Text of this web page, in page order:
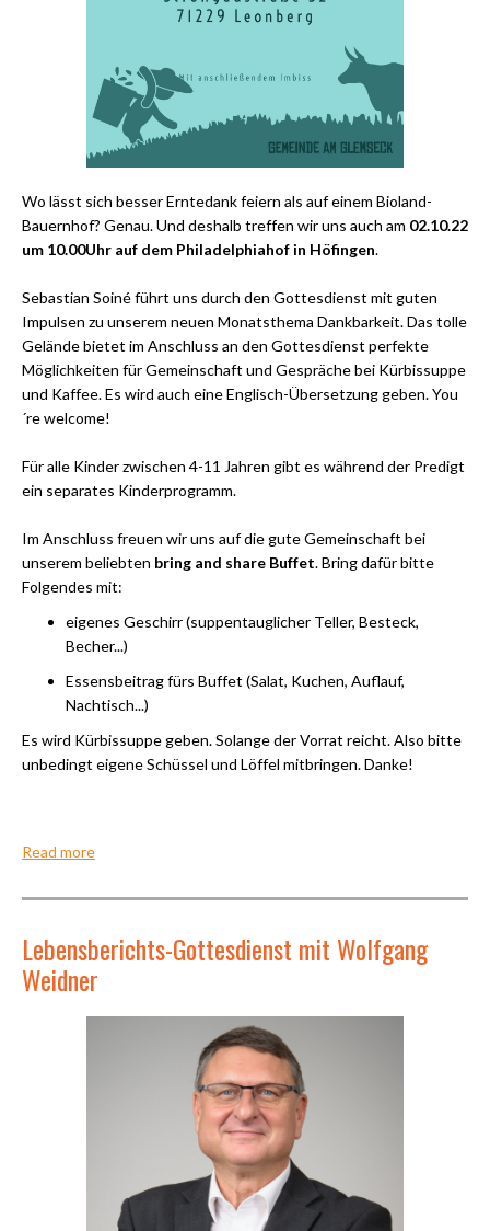
Wo lässt sich besser Erntedank feiern als auf einem Bioland-
Bauernhof? Genau. Und deshalb treffen wir uns auch am 02.10.22
um 10.00Uhr auf dem Philadelphiahof in Höfingen.
Sebastian Soiné führt uns durch den Gottesdienst mit guten
Impulsen zu unserem neuen Monatsthema Dankbarkeit. Das tolle
Gelände bietet im Anschluss an den Gottesdienst perfekte
Möglichkeiten für Gemeinschaft und Gespräche bei Kürbissuppe
und Kaffee. Es wird auch eine Englisch-Übersetzung geben. You
´re welcome!
Für alle Kinder zwischen 4-11 Jahren gibt es während der Predigt
ein separates Kinderprogramm.
Im Anschluss freuen wir uns auf die gute Gemeinschaft bei
unserem beliebten bring and share Buffet. Bring dafür bitte
Folgendes mit:
eigenes Geschirr (suppentauglicher Teller, Besteck,
Becher...)
Essensbeitrag fürs Buffet (Salat, Kuchen, Auflauf,
Nachtisch...)
Es wird Kürbissuppe geben. Solange der Vorrat reicht. Also bitte
unbedingt eigene Schüssel und Löffel mitbringen. Danke!
Read more
Lebensberichts-Gottesdienst mit Wolfgang
Weidner